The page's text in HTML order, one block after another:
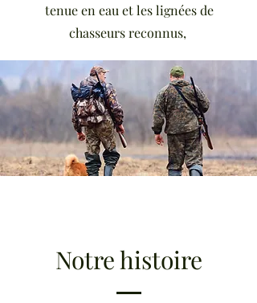
tenue en eau et les lignées de
chasseurs reconnus,
Notre histoire